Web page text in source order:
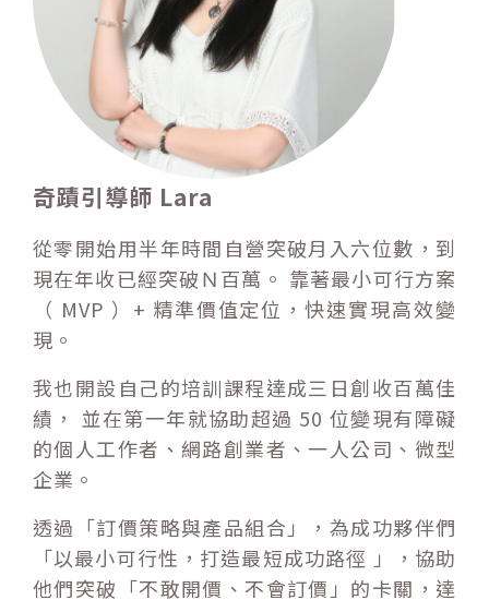
奇蹟引導師 Lara
從零開始用半年時間自營突破月入六位數，到
現在年收已經突破Ｎ百萬。 靠著最小可行方案
（ MVP ）+ 精準價值定位，快速實現高效變
現。
我也開設自己的培訓課程達成三日創收百萬佳
績， 並在第一年就協助超過 50 位變現有障礙
的個人工作者、網路創業者、一人公司、微型
企業。
透過「訂價策略與產品組合」，為成功夥伴們
「以最小可行性，打造最短成功路徑 」，協助
他們突破「不敢開價、不會訂價」的卡關，達